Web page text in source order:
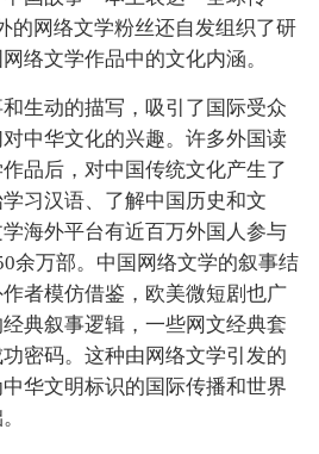
的网络文学粉丝还自发组织了研
络文学作品中的文化内涵。
生动的描写，吸引了国际受众
中华文化的兴趣。许多外国读
品后，对中国传统文化产生了
习汉语、了解中国历史和文
海外平台有近百万外国人参与
余万部。中国网络文学的叙事结
者模仿借鉴，欧美微短剧也广
典叙事逻辑，一些网文经典套
密码。这种由网络文学引发的
华文明标识的国际传播和世界